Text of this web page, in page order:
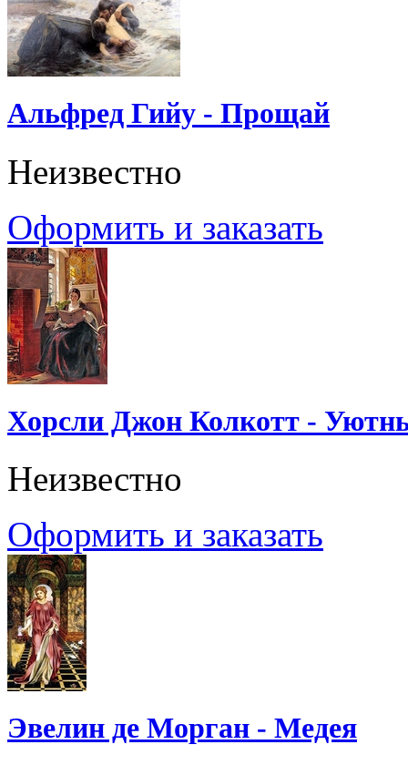
Альфред Гийу - Прощай
Неизвестно
Оформить и заказать
Хорсли Джон Колкотт -
Неизвестно
Оформить и заказать
Эвелин де Морган - Медея